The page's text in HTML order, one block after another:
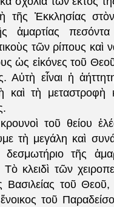
τῆς Ἐκκλησίας
ἁμαρτίας πεσόντα
τῶν ρίπους καὶ
ὡς εἰκόνες τοῦ
Αὐτὴ εἶναι ἡ
καὶ τὴ μεταστροφὴ
τοῦ θείου
τὴ μεγάλη καὶ
τῆς
Τὸ κλειδὶ τῶν
Βασιλείας τοῦ
τοῦ